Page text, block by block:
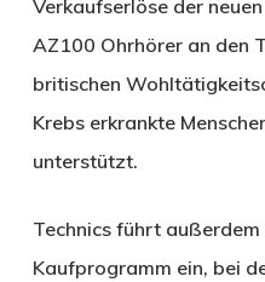
Verkaufserlöse der
AZ100 Ohrhörer an den
britischen
Krebs erkrankte
unterstützt.
Technics führt
Kaufprogramm ein, bei